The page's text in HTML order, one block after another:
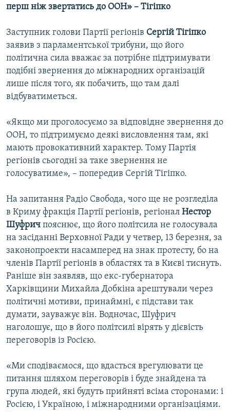
перш ніж звертатись до ООН» – Тігіпко
Заступник голови Партії регіонів Сергій Тігіпко
заявив з парламентської трибуни, що його
політична сила вважає за потрібне підтримувати
подібні звернення до міжнародних організацій
лише після того, як побачить, що там далі
відбуватиметься.
«Якщо ми проголосуємо за відповідне звернення до
ООН, то підтримуємо деякі висловлення там, які
мають провокативний характер. Тому Партія
регіонів сьогодні за таке звернення не
голосуватиме», – попередив Сергій Тігіпко.
На запитання Радіо Свобода, чого ще не розгледіла
в Криму фракція Партії регіонів, регіонал Нестор
Шуфрич пояснює, що його політсила не голосувала
на засіданні Верховної Ради у четвер, 13 березня, за
законопроекти насамперед на знак протесту, бо на
членів Партії регіонів в областях та в Києві тиснуть.
Раніше він заявляв, що екс-губернатора
Харківщини Михайла Добкіна арештували через
політичні мотиви, принаймні, є підстави так
думати, зауважує він. Водночас, Шуфрич
наголошує, що в його політсилі вірять у дієвість
переговорів із Росією.
«Ми сподіваємося, що вдасться врегулювати це
питання шляхом переговорів і буде знайдена та
група людей, які будуть прийняті всіма сторонами: і
Росією, і Україною, і міжнародними організаціями.